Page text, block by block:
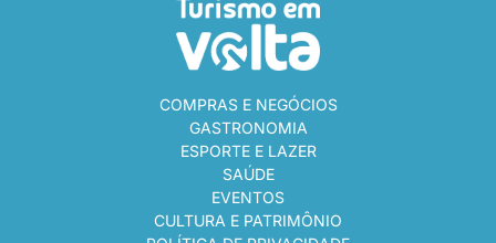
COMPRAS E NEGÓCIOS
GASTRONOMIA
ESPORTE E LAZER
SAÚDE
EVENTOS
CULTURA E PATRIMÔNIO